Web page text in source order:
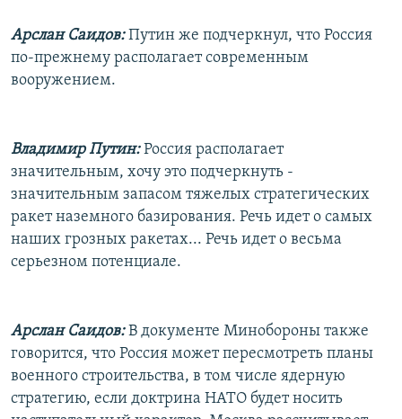
Арслан Саидов:Путин же подчеркнул, что Россия
по-прежнему располагает современным
вооружением.
Владимир Путин:Россия располагает
значительным, хочу это подчеркнуть -
значительным запасом тяжелых стратегических
ракет наземного базирования. Речь идет о самых
наших грозных ракетах... Речь идет о весьма
серьезном потенциале.
Арслан Саидов:В документе Минобороны также
говорится, что Россия может пересмотреть планы
военного строительства, в том числе ядерную
стратегию, если доктрина НАТО будет носить